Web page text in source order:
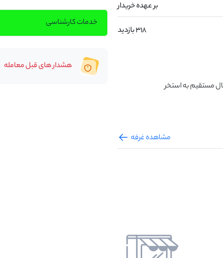
بر عهده خریدار
318 بازدید
مشاهده غرفه
خدمات کارشناسی
هشدار های قبل معامله